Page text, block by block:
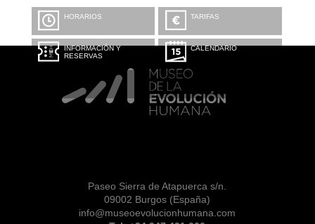
HORARIOS TARIFAS
INFORMACIÓN Y
RESERVAS
CALENDARIO
Paseo Sierra de Atapuerca s/n.
09002 Burgos (España)
info@museoevolucionhumana.com